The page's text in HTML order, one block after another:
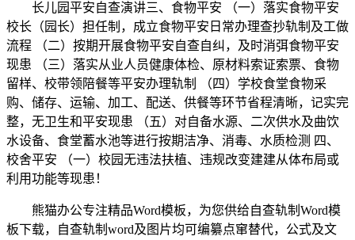
长儿园平安自查演讲三、食物平安 （一）落实食物平安
校长（园长）担任制，成立食物平安日常办理查抄轨制及工做
流程 （二）按期开展食物平安自查自纠，及时消弭食物平安
现患 （三）落实从业人员健康体检、原材料索证索票、食物
留样、校带领陪餐等平安办理轨制 （四）学校食堂食物采
购、储存、运输、加工、配送、供餐等环节省程清晰，记实完
整，无卫生和平安现患 （五）对自备水源、二次供水及曲饮
水设备、食堂蓄水池等进行按期洁净、消毒、水质检测 四、
校舍平安 （一）校园无违法扶植、违规改变建建从体布局或
利用功能等现患！
熊猫办公专注精品Word模板，为您供给自查轨制Word模
板下载，自查轨制word及图片均可编纂点窜替代，公式及文